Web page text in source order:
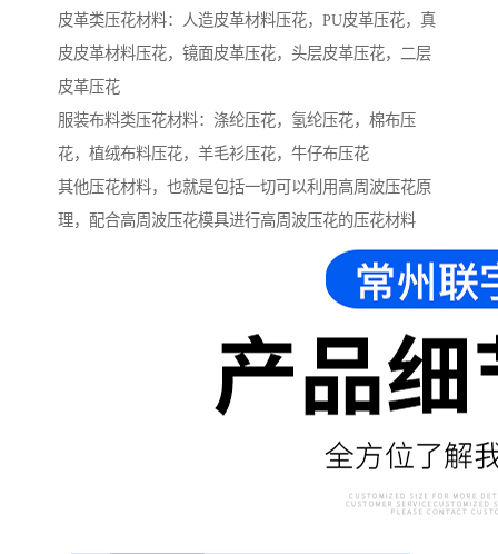
皮革类压花材料：人造皮革材料压花，PU皮革压花，真
皮皮革材料压花，镜面皮革压花，头层皮革压花，二层
皮革压花
服装布料类压花材料：涤纶压花，氢纶压花，棉布压
花，植绒布料压花，羊毛衫压花，牛仔布压花
其他压花材料，也就是包括一切可以利用高周波压花原
理，配合高周波压花模具进行高周波压花的压花材料